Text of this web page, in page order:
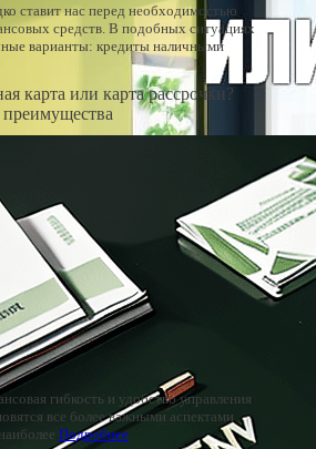
ставит нас перед необходимостью
средств. В подобных ситуациях
варианты: кредиты наличными
карта или карта рассрочки?
гибкость и удобство управления
все более важными аспектами
Подробнее